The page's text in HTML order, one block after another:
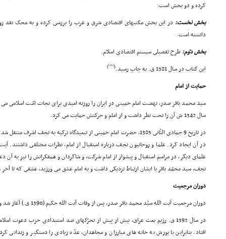
کرده و دو بخش است:
بخش نخست: در این بخش مکتبهاى اقتصادى شرق و غرب را بررسى کرده و به محک نقد
دانسته است.
بخش دوّم: طرح تفصیلى سیستم اقتصادى اسلام.
این کتاب در سال 1381 ق. به چاپ رسید.
(
[16]
)
حمایت از امام
سید محمد باقر صدر، نهضت امام خمینى در ایران را روزنه امیدى براى نجات امّت اسلامى مى
سال 1342 ش آن را تحت نظر داشت و از امام و حرکتش حمایت مى کرد.
در تاریخ 9 جمادى الثّانى 1385، حضرت امام خمینى از تبعیدگاه ترکیه به
در آن ایجاد کرد. علما و روحانیون نجف درباره استقبال از امام، نظرات مختلفى داشتند.
علماى دیگر، در مراسم استقبال و پیشواز از امام شرکت، و شاگردان و همفکرانش را نیز به
نجف، سید محمّد باقر با ایشان ارتباط نزدیکى داشت و به امام عشق مى ورزید، عشقى که تا آخر
دوران مرجعیت
دوران مرجعیت آیت الله سیّد محمد باقر صدر، پس از وفات آیت الله حکیم (1390 ق.) آغاز شد و بسیارى از مردم عراق از او تقلید کردند.
در سال 1392 ق. رژیم بعث عراق، بیش از پیش از تحرّکهاى ضد استبدادى حزب دعوت
افتاد. بنابراین با یورش به خانه هاى مبارزان و مجاهدان، عدّه زیادى را دستگیر و زندانى